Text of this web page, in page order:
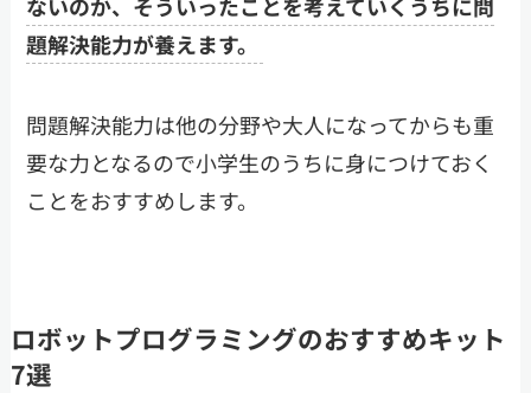
題解決能力が養えます。
問題解決能力は他の分野や大人になってからも重
要な力となるので小学生のうちに身につけておく
ことをおすすめします。
ロボットプログラミングのおすすめキット
7選